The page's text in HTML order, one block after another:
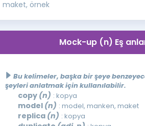
maket, örnek
Mock-up (n) Eş
Bu kelimeler, başka bir şeye
şeyleri anlatmak için kullanılabilir.
copy (n) : kopya
model (n) : model, manken, maket
replica (n) : kopya